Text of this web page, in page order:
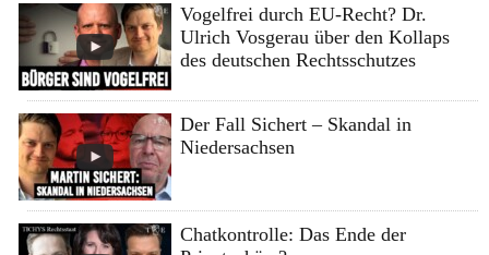
Vogelfrei durch EU-Recht? Dr.
Ulrich Vosgerau über den Kollaps
des deutschen Rechtsschutzes
Der Fall Sichert – Skandal in
Niedersachsen
Chatkontrolle: Das Ende der